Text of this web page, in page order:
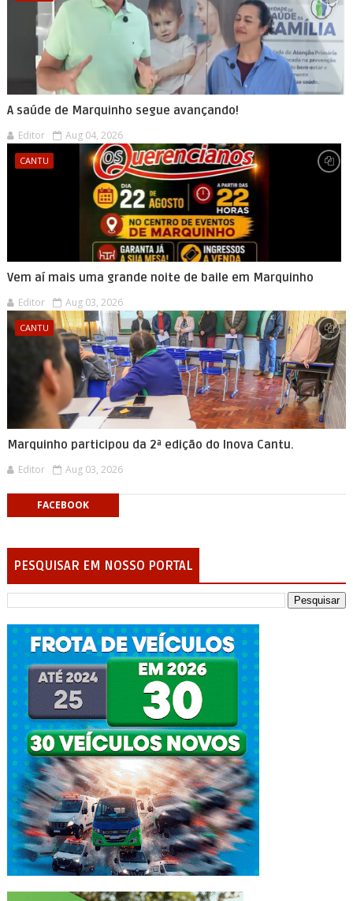
A saúde de Marquinho segue avançando!
Editor Aug 04, 2026
CANTU
Vem aí mais uma grande noite de baile em Marquinho
Editor Aug 03, 2026
CANTU
Marquinho participou da 2ª edição do Inova Cantu.
Editor Aug 03, 2026
FACEBOOK
PESQUISAR EM NOSSO PORTAL